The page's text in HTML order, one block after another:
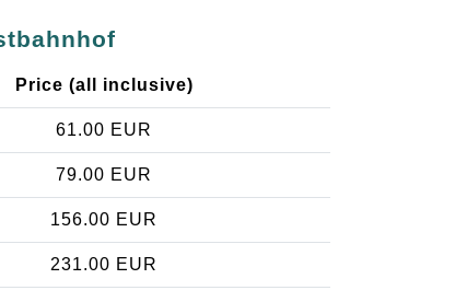
Price (all inclusive)
61.00 EUR
79.00 EUR
156.00 EUR
231.00 EUR